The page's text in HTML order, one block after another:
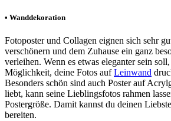
• Wanddekoration
Fotoposter und Collagen eignen sich sehr
verschönern und dem Zuhause ein ganz
verleihen. Wenn es etwas eleganter sein
Möglichkeit, deine Fotos aufLeinwand
Besonders schön sind auch Poster auf
liebt, kann seine Lieblingsfotos rahmen
Postergröße. Damit kannst du deinen
bereiten.